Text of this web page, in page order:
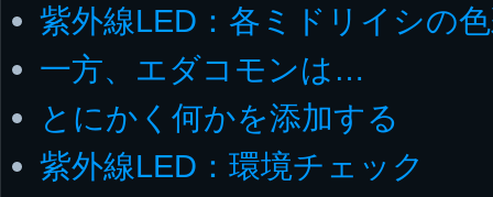
紫外線LED：各ミドリイシの
一方、エダコモンは…
とにかく何かを添加する
紫外線LED：環境チェック